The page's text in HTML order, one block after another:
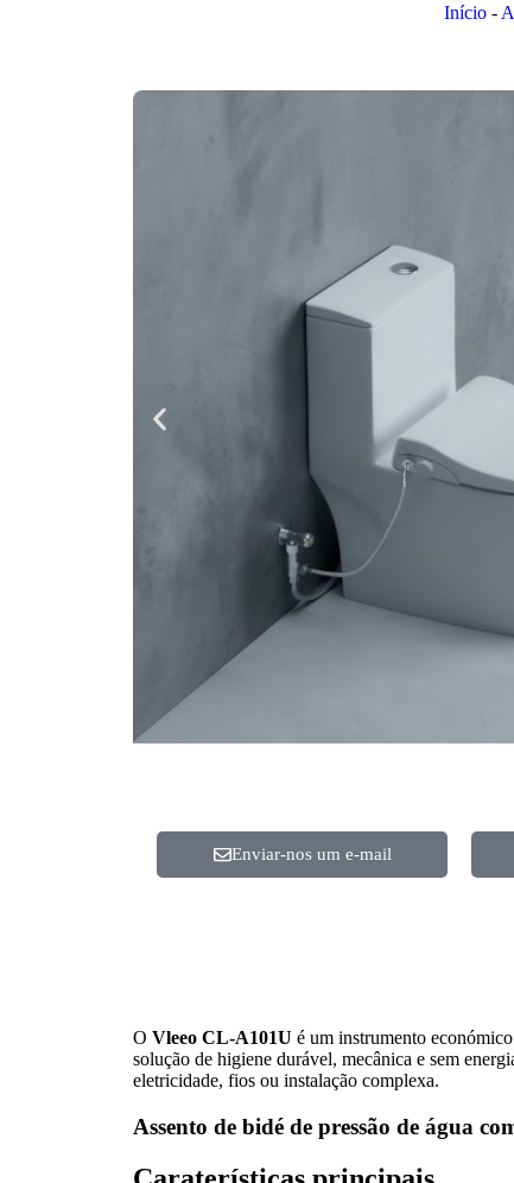
Início -
Enviar-nos um e-mail
O Vleeo CL-A101U é um instrumento económico
solução de higiene durável, mecânica e sem
eletricidade, fios ou instalação complexa.
Assento de bidé de pressão de água